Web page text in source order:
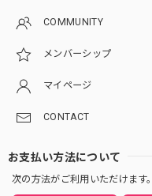
COMMUNITY
メンバーシップ
マイページ
CONTACT
お支払い方法について
次の方法がご利用いただけます。